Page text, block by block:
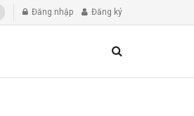
Đăng nhập Đăng ký